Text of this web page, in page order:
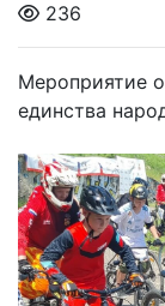
236
Мероприятие
единства